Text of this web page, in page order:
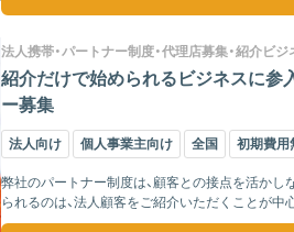
法人携帯・パートナー制度・代理店募集・紹介ビ
紹介だけで始められるビジネスに参
ー募集
法人向け 個人事業主向け 全国 初期費用
弊社のパートナー制度は、顧客との接点を活か
られるのは、法人顧客をご紹介いただくことが
フが対応するため、...